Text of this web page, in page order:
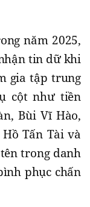
năm 2025,
tin dữ khi
gia tập trung
cột như tiền
Bùi Vĩ Hào,
Tấn Tài và
trong danh
phục chấn